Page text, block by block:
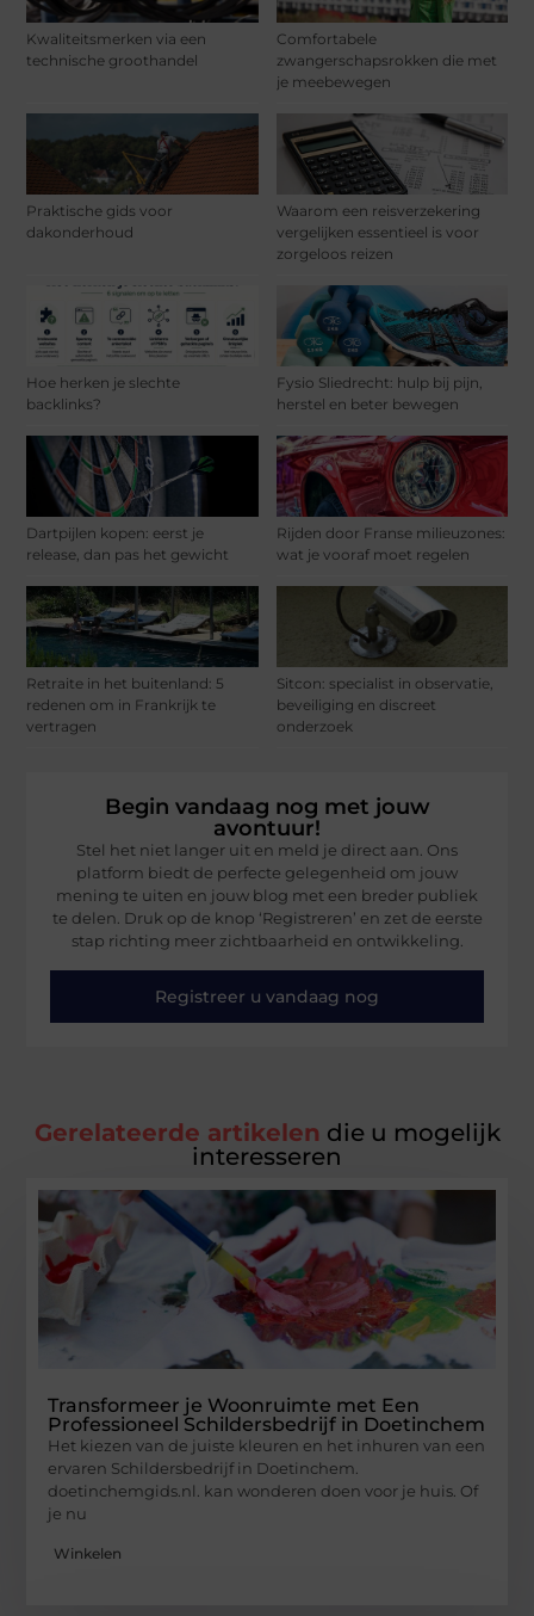
Kwaliteitsmerken via een
technische groothandel
Comfortabele
zwangerschapsrokken die met
je meebewegen
Praktische gids voor
dakonderhoud
Waarom een reisverzekering
vergelijken essentieel is voor
zorgeloos reizen
Hoe herken je slechte
backlinks?
Fysio Sliedrecht: hulp bij pijn,
herstel en beter bewegen
Dartpijlen kopen: eerst je
release, dan pas het gewicht
Rijden door Franse milieuzones:
wat je vooraf moet regelen
Retraite in het buitenland: 5
redenen om in Frankrijk te
vertragen
Sitcon: specialist in observatie,
beveiliging en discreet
onderzoek
Begin vandaag nog met jouw
avontuur!
Stel het niet langer uit en meld je direct aan. Ons
platform biedt de perfecte gelegenheid om jouw
mening te uiten en jouw blog met een breder publiek
te delen. Druk op de knop ‘Registreren’ en zet de eerste
stap richting meer zichtbaarheid en ontwikkeling.
Registreer u vandaag nog
Gerelateerde artikelen die u mogelijk
interesseren
Transformeer je Woonruimte met Een
Professioneel Schildersbedrijf in Doetinchem
Het kiezen van de juiste kleuren en het inhuren van een
ervaren Schildersbedrijf in Doetinchem.
doetinchemgids.nl. kan wonderen doen voor je huis. Of
je nu
Winkelen